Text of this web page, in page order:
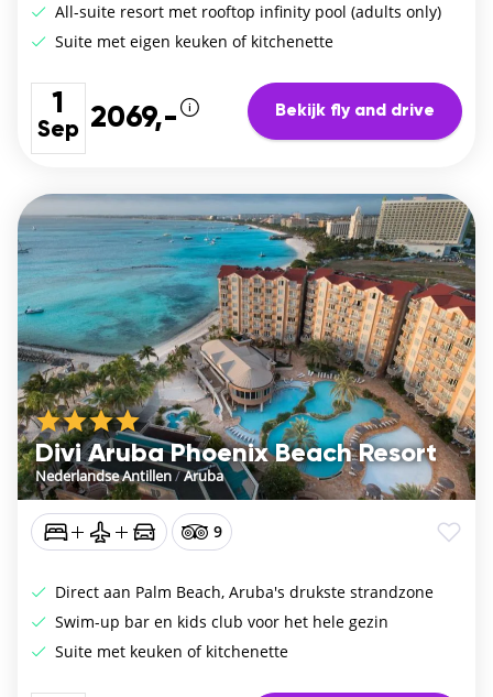
All-suite resort met rooftop infinity pool (adults only)
Suite met eigen keuken of kitchenette
1
Sep 2069,- Bekijk fly and drive
Divi Aruba Phoenix Beach Resort
Nederlandse Antillen/Aruba
9
Direct aan Palm Beach, Aruba's drukste strandzone
Swim-up bar en kids club voor het hele gezin
Suite met keuken of kitchenette